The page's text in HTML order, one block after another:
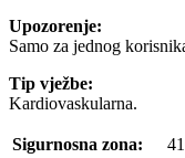
Upozorenje:
Samo za jednog
Tip vježbe:
Kardiovaskularna.
Sigurnosna zona: